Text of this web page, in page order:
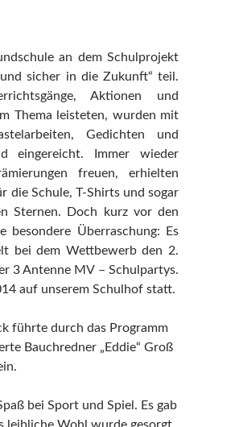
an dem Schulprojekt
sicher in die Zukunft“ teil.
Aktionen und
Thema leisteten, wurden mit
Gedichten und
eingereicht. Immer wieder
freuen, erhielten
die Schule, T-Shirts und sogar
Sternen. Doch kurz vor den
besondere Überraschung: Es
bei dem Wettbewerb den 2.
3 Antenne MV – Schulpartys.
auf unserem Schulhof statt.
führte durch das Programm
Bauchredner „Eddie“ Groß
bei Sport und Spiel. Es gab